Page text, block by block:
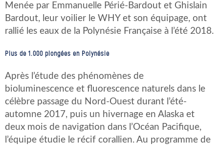
Menée par Emmanuelle Périé-Bardout et Ghislain
Bardout, leur voilier le WHY et son équipage, ont
rallié les eaux de la Polynésie Française à l’été 2018.
Plus de 1.000 plongées en Polynésie
Après l’étude des phénomènes de
bioluminescence et fluorescence naturels dans le
célèbre passage du Nord-Ouest durant l’été-
automne 2017, puis un hivernage en Alaska et
deux mois de navigation dans l’Océan Pacifique,
l’équipe étudie le récif corallien. Au programme de